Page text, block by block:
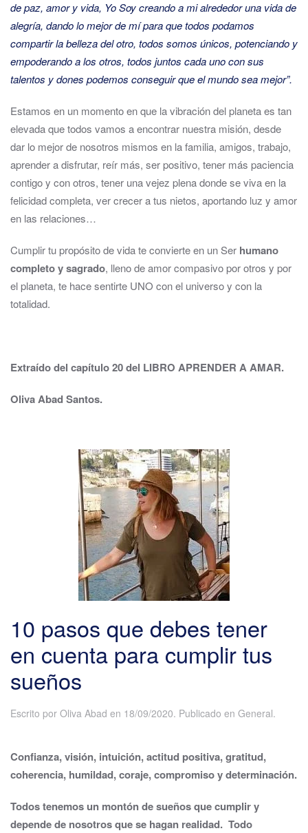
de paz, amor y vida, Yo Soy creando a mi alrededor una vida de
alegría, dando lo mejor de mí para que todos podamos
compartir la belleza del otro, todos somos únicos, potenciando y
empoderando a los otros, todos juntos cada uno con sus
talentos y dones podemos conseguir que el mundo sea mejor”.
Estamos en un momento en que la vibración del planeta es tan
elevada que todos vamos a encontrar nuestra misión, desde
dar lo mejor de nosotros mismos en la familia, amigos, trabajo,
aprender a disfrutar, reír más, ser positivo, tener más paciencia
contigo y con otros, tener una vejez plena donde se viva en la
felicidad completa, ver crecer a tus nietos, aportando luz y amor
en las relaciones…
Cumplir tu propósito de vida te convierte en un Ser humano
completo y sagrado, lleno de amor compasivo por otros y por
el planeta, te hace sentirte UNO con el universo y con la
totalidad.
Extraído del capítulo 20 del LIBRO APRENDER A AMAR.
Oliva Abad Santos.
10 pasos que debes tener
en cuenta para cumplir tus
sueños
Escrito por Oliva Abad en 18/09/2020. Publicado en General.
Confianza, visión, intuición, actitud positiva, gratitud,
coherencia, humildad, coraje, compromiso y determinación.
Todos tenemos un montón de sueños que cumplir y
depende de nosotros que se hagan realidad. Todo